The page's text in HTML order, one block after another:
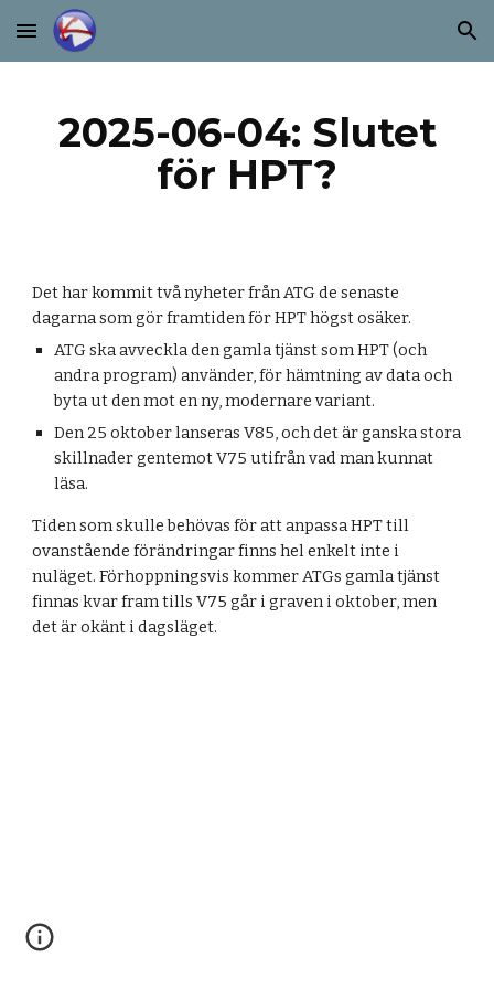
Skip to main content Skip to navigation
2025-06-04: Slutet
för HPT?
Det har kommit två nyheter från ATG de senaste
dagarna som gör framtiden för HPT högst osäker.
ATG ska avveckla den gamla tjänst som HPT (och
andra program) använder, för hämtning av data och
byta ut den mot en ny, modernare variant.
Den 25 oktober lanseras V85, och det är ganska stora
skillnader gentemot V75 utifrån vad man kunnat
läsa.
Tiden som skulle behövas för att anpassa HPT till
ovanstående förändringar finns hel enkelt inte i
nuläget. Förhoppningsvis kommer ATGs gamla tjänst
finnas kvar fram tills V75 går i graven i oktober, men
det är okänt i dagsläget.